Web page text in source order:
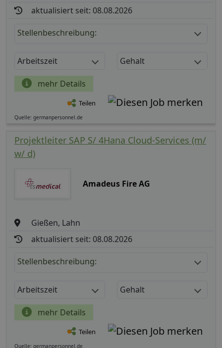
aktualisiert seit: 08.08.2026
Stellenbeschreibung:
Arbeitszeit Gehalt
mehr Details
Teilen
Quelle: germanpersonnel.de
Projektleiter SAP S/ 4Hana Cloud-Services (m/
w/ d)
Amadeus Fire AG
Gießen, Lahn
aktualisiert seit: 08.08.2026
Stellenbeschreibung:
Arbeitszeit Gehalt
mehr Details
Teilen
Quelle: germanpersonnel.de